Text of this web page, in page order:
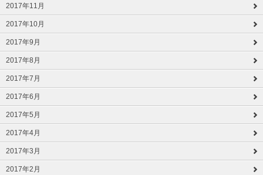
2017年11月
2017年10月
2017年9月
2017年8月
2017年7月
2017年6月
2017年5月
2017年4月
2017年3月
2017年2月